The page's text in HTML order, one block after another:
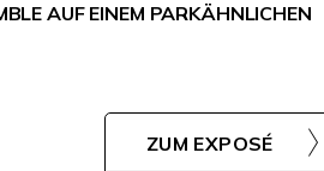
AUF EINEM PARKÄHNLICHEN
ZUM EXPOSÉ